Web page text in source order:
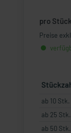
pro Stück
Preise
ab 10 Stk.
ab 25 Stk.
ab 50 Stk.